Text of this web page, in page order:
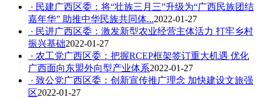
· 民建广西区委：将“壮族三月三”升级为“广西民族团结
嘉年华” 助推中华民族共同体...2022-01-27
· 民进广西区委：激发新型农业经营主体活力 打牢乡村
振兴基础2022-01-27
· 农工党广西区委：把握RCEP框架签订重大机遇 优化
广西面向东盟外向型产业体系2022-01-27
· 致公党广西区委：创新宣传推广理念 加快建设文旅强
区2022-01-27